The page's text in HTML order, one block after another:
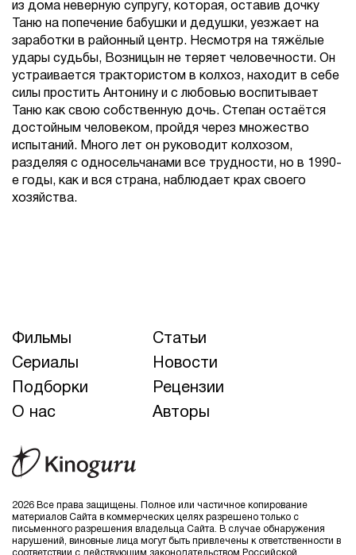
из дома неверную супругу, которая, оставив дочку
Таню на попечение бабушки и дедушки, уезжает на
заработки в районный центр. Несмотря на тяжёлые
удары судьбы, Возницын не теряет человечности. Он
устраивается трактористом в колхоз, находит в себе
силы простить Антонину и с любовью воспитывает
Таню как свою собственную дочь. Степан остаётся
достойным человеком, пройдя через множество
испытаний. Много лет он руководит колхозом,
разделяя с односельчанами все трудности, но в 1990-
е годы, как и вся страна, наблюдает крах своего
хозяйства.
2026 Все права защищены. Полное или частичное копирование
материалов Сайта в коммерческих целях разрешено только с
письменного разрешения владельца Сайта. В случае обнаружения
нарушений, виновные лица могут быть привлечены к ответственности в
соответствии с действующим законодательством Российской
Фильмы
Статьи
Сериалы
Новости
Подборки
Рецензии
О нас
Авторы